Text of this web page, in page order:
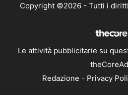
Copyright ©2026 - Tutti i
Le attività pubblicitarie su
Redazione - Privacy